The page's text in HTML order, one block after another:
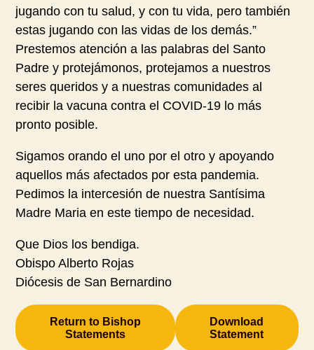
jugando con tu salud, y con tu vida, pero también
estas jugando con las vidas de los demás.”
Prestemos atención a las palabras del Santo
Padre y protejámonos, protejamos a nuestros
seres queridos y a nuestras comunidades al
recibir la vacuna contra el COVID-19 lo más
pronto posible.
Sigamos orando el uno por el otro y apoyando
aquellos más afectados por esta pandemia.
Pedimos la intercesión de nuestra Santísima
Madre Maria en este tiempo de necesidad.
Que Dios los bendiga.
Obispo Alberto Rojas
Diócesis de San Bernardino
Return to Bishop
Statements
Download
Statement